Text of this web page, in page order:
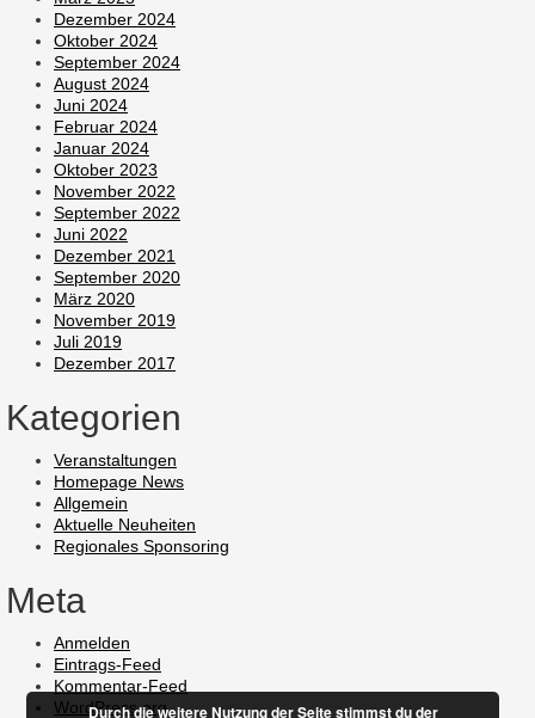
Dezember 2024
Oktober 2024
September 2024
August 2024
Juni 2024
Februar 2024
Januar 2024
Oktober 2023
November 2022
September 2022
Juni 2022
Dezember 2021
September 2020
März 2020
November 2019
Juli 2019
Dezember 2017
Kategorien
Veranstaltungen
Homepage News
Allgemein
Aktuelle Neuheiten
Regionales Sponsoring
Meta
Anmelden
Eintrags-Feed
Kommentar-Feed
WordPress.org
Durch die weitere Nutzung der Seite stimmst du der